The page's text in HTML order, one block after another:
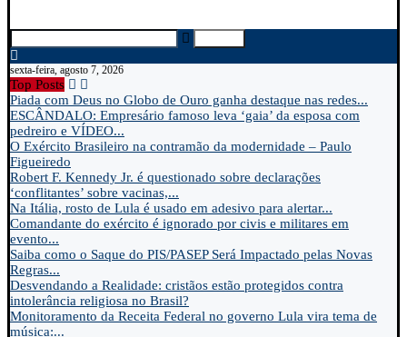
sexta-feira, agosto 7, 2026
Top Posts
Piada com Deus no Globo de Ouro ganha destaque nas redes...
ESCÂNDALO: Empresário famoso leva ‘gaia’ da esposa com
pedreiro e VÍDEO...
O Exército Brasileiro na contramão da modernidade – Paulo
Figueiredo
Robert F. Kennedy Jr. é questionado sobre declarações
‘conflitantes’ sobre vacinas,...
Na Itália, rosto de Lula é usado em adesivo para alertar...
Comandante do exército é ignorado por civis e militares em
evento...
Saiba como o Saque do PIS/PASEP Será Impactado pelas Novas
Regras...
Desvendando a Realidade: cristãos estão protegidos contra
intolerância religiosa no Brasil?
Monitoramento da Receita Federal no governo Lula vira tema de
música:...